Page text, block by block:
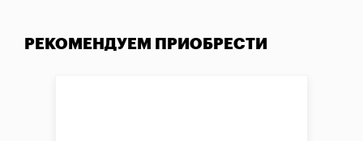
РЕКОМЕНДУЕМ ПРИОБРЕСТИ